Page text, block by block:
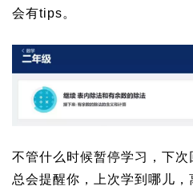
会有tips。
不管什么时候暂停学习，下
总会提醒你，上次学到哪儿，